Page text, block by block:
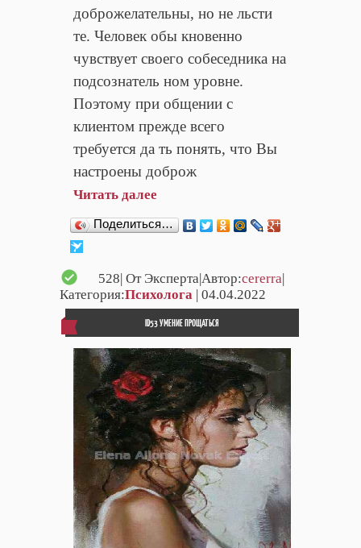
доброжелательны, но не льсти
те. Человек обы кновенно
чувствует своего собеседника на
подсознатель ном уровне.
Поэтому при общении с
клиентом прежде всего
требуется да ть понять, что Вы
настроены доброж
Читать далее
Поделиться…
528| От Эксперта|Автор:cererra|
Категория:Психолога | 04.04.2022
ID53 УМЕНИЕ ПРОЩАТЬСЯ